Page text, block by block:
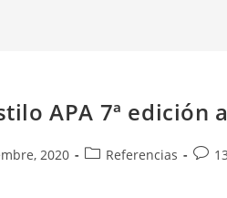
APA 7ª edición
2020
Categoría
Referencias